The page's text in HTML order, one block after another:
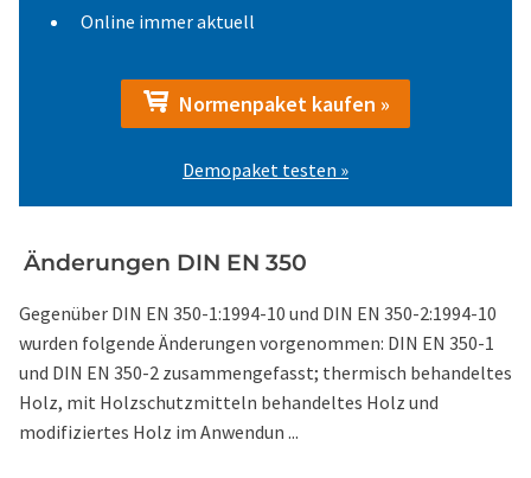
Online immer aktuell
Normenpaket kaufen »
Demopaket testen »
Änderungen DIN EN 350
Gegenüber DIN EN 350-1:1994-10 und DIN EN 350-2:1994-10
wurden folgende Änderungen vorgenommen: DIN EN 350-1
und DIN EN 350-2 zusammengefasst; thermisch behandeltes
Holz, mit Holzschutzmitteln behandeltes Holz und
modifiziertes Holz im Anwendun ...